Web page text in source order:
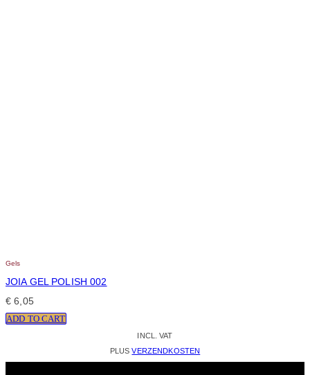
Gels
JOIA GEL POLISH 002
€ 6,05
ADD TO CART
INCL. VAT
PLUSVERZENDKOSTEN